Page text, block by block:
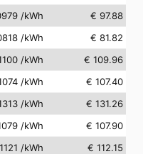
/kWh
€ 97.88
/kWh
€ 81.82
/kWh
€ 109.96
/kWh
€ 107.40
/kWh
€ 131.26
/kWh
€ 107.90
/kWh
€ 112.15